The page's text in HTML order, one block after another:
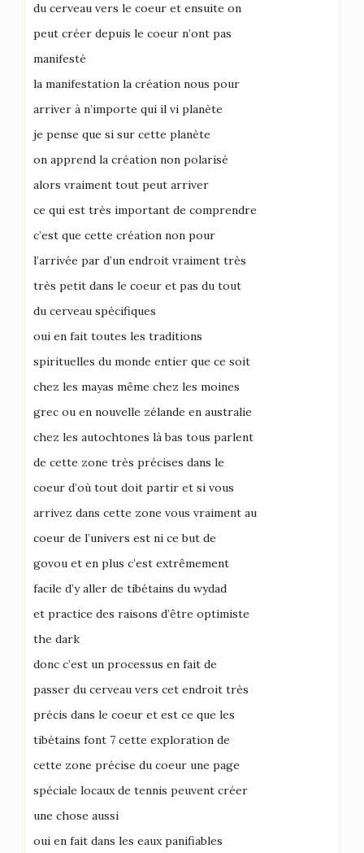
du cerveau vers le coeur et ensuite on
peut créer depuis le coeur n’ont pas
manifesté
la manifestation la création nous pour
arriver à n’importe qui il vi planète
je pense que si sur cette planète
on apprend la création non polarisé
alors vraiment tout peut arriver
ce qui est très important de comprendre
c’est que cette création non pour
l’arrivée par d’un endroit vraiment très
très petit dans le coeur et pas du tout
du cerveau spécifiques
oui en fait toutes les traditions
spirituelles du monde entier que ce soit
chez les mayas même chez les moines
grec ou en nouvelle zélande en australie
chez les autochtones là bas tous parlent
de cette zone très précises dans le
coeur d’où tout doit partir et si vous
arrivez dans cette zone vous vraiment au
coeur de l’univers est ni ce but de
govou et en plus c’est extrêmement
facile d’y aller de tibétains du wydad
et practice des raisons d’être optimiste
the dark
donc c’est un processus en fait de
passer du cerveau vers cet endroit très
précis dans le coeur et est ce que les
tibétains font 7 cette exploration de
cette zone précise du coeur une page
spéciale locaux de tennis peuvent créer
une chose aussi
oui en fait dans les eaux panifiables